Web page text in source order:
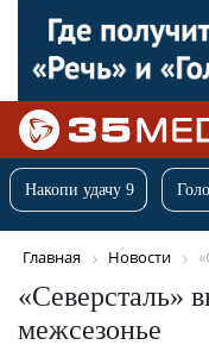
Накопи удачу 9
Главная Новости
«Северсталь»
межсезонье